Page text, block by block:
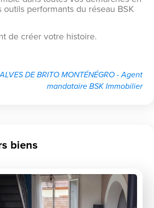
performants du réseau BSK
de créer votre histoire.
DE BRITO MONTÉNÉGRO - Agent
mandataire BSK Immobilier
biens